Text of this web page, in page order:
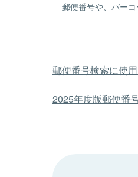
郵便番号や、バー
郵便番号検索に使
2025年度版郵便番